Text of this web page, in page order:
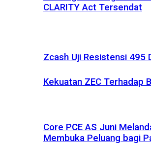
Zcash Uji Resistensi 495
Kekuatan ZEC Terhadap
CLARITY Act Tersendat
Core PCE AS Juni
Membuka Peluang bagi